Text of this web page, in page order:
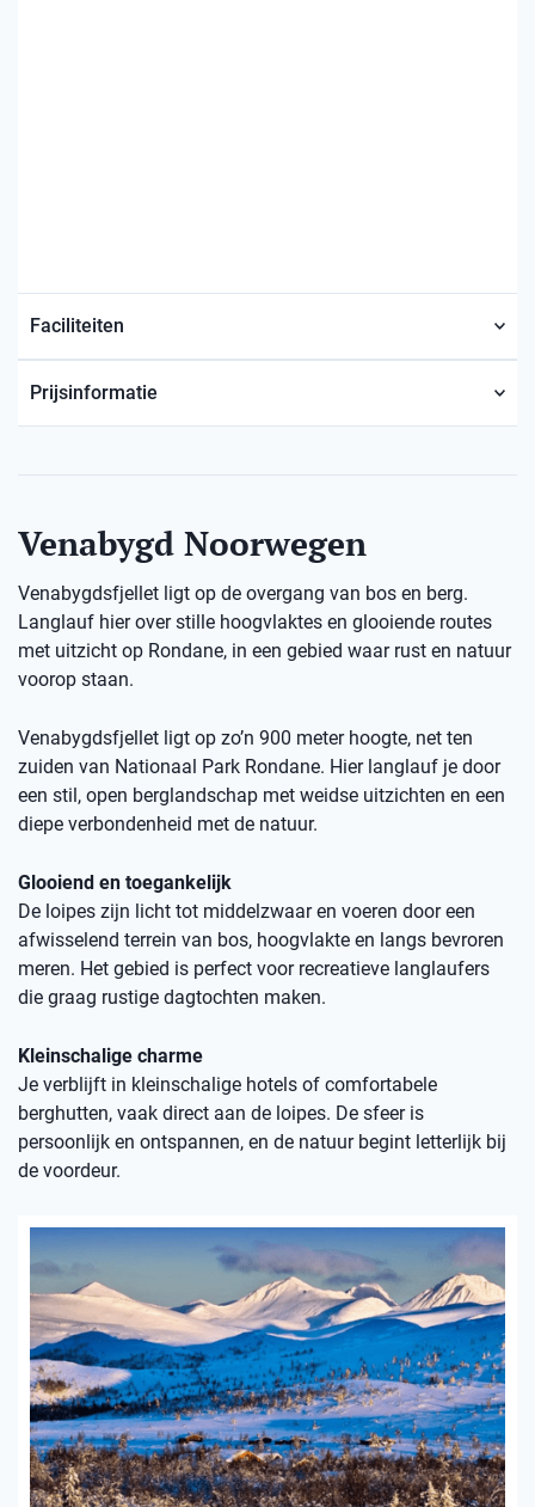
Faciliteiten
Prijsinformatie
Venabygd Noorwegen
Venabygdsfjellet ligt op de overgang van bos en berg.
Langlauf hier over stille hoogvlaktes en glooiende routes
met uitzicht op Rondane, in een gebied waar rust en natuur
voorop staan.
Venabygdsfjellet ligt op zo’n 900 meter hoogte, net ten
zuiden van Nationaal Park Rondane. Hier langlauf je door
een stil, open berglandschap met weidse uitzichten en een
diepe verbondenheid met de natuur.
Glooiend en toegankelijk
De loipes zijn licht tot middelzwaar en voeren door een
afwisselend terrein van bos, hoogvlakte en langs bevroren
meren. Het gebied is perfect voor recreatieve langlaufers
die graag rustige dagtochten maken.
Kleinschalige charme
Je verblijft in kleinschalige hotels of comfortabele
berghutten, vaak direct aan de loipes. De sfeer is
persoonlijk en ontspannen, en de natuur begint letterlijk bij
de voordeur.